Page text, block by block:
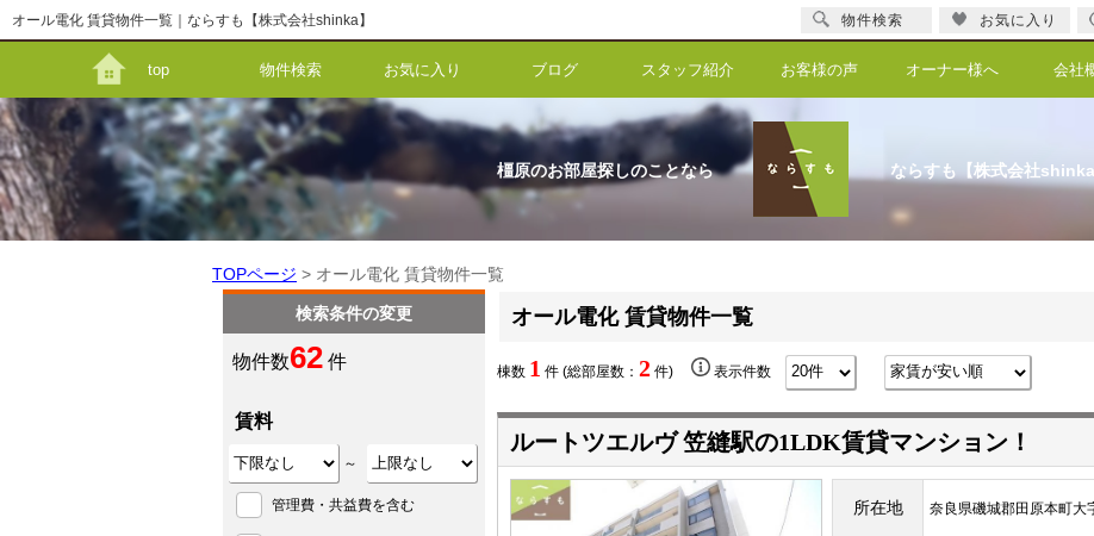
オール電化 賃貸物件一覧｜ならすも【株式会社shinka】
top 物件検索 お気に入り ブログ スタッフ紹介 お客様の声 オーナー様へ 会社
橿原のお部屋探しのことなら ならすも【株式会社
TOPページ > オール電化 賃貸物件一覧
オール電化 賃貸物件一覧
棟数 1 件 (総部屋数： 2 件) 表示件数
ルートツエルヴ 笠縫駅の1LDK賃貸マンション！
所在地 奈良県磯城郡田原本町大
検索条件の変更
物件数62 件
賃料
～
管理費・共益費を含む
物件検索 お気に入り